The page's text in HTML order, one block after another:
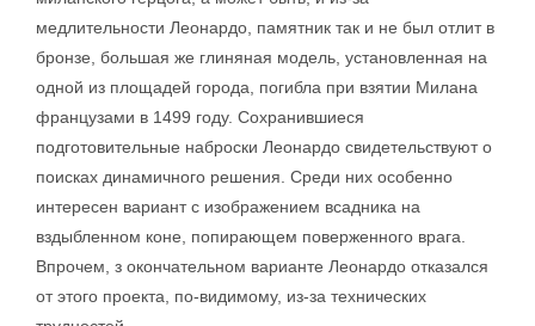
медлительности Леонардо, памятник так и не был отлит в
бронзе, большая же глиняная модель, установленная на
одной из площадей города, погибла при взятии Милана
французами в 1499 году. Сохранившиеся
подготовительные наброски Леонардо свидетельствуют о
поисках динамичного решения. Среди них особенно
интересен вариант с изображением всадника на
вздыбленном коне, попирающем поверженного врага.
Впрочем, з окончательном варианте Леонардо отказался
от этого проекта, по-видимому, из-за технических